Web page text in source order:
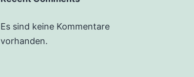
Es sind keine Kommentare
vorhanden.